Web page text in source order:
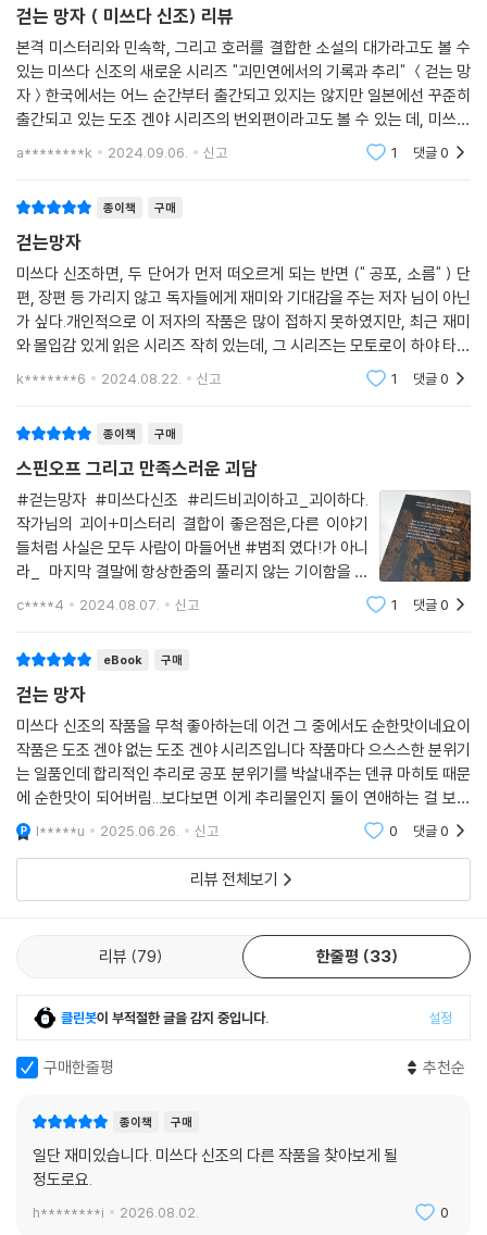
걷는 망자 ( 미쓰다 신조) 리뷰
본격 미스터리와 민속학, 그리고 호러를 결합한 소설의 대가라고도 볼 수
있는 미쓰다 신조의 새로운 시리즈 "괴민연에서의 기록과 추리" ＜걷는 망
자＞한국에서는 어느 순간부터 출간되고 있지는 않지만 일본에선 꾸준히
출간되고 있는 도조 겐야 시리즈의 번외편이라고도 볼 수 있는 데, 미쓰다
신조의 소설 치고는 조금 가벼운 느낌이 들지만 미쓰다 신조가 작품에 녹
a********k 2024.09.06. 신고 1 댓글0
종이책 구매
걷는망자
미쓰다 신조하면, 두 단어가 먼저 떠오르게 되는 반면 (" 공포, 소름" ) 단
편, 장편 등 가리지 않고 독자들에게 재미와 기대감을 주는 저자 님이 아닌
가 싶다.개인적으로 이 저자의 작품은 많이 접하지 못하였지만, 최근 재미
와 몰입감 있게 읽은 시리즈 작히 있는데, 그 시리즈는 모토로이 하야 타이
다.주위에 있는 지인들이 유독 이 시리즈를 애정 하는 이유를 물어보게 되
k*******6 2024.08.22. 신고 1 댓글0
종이책 구매
스핀오프 그리고 만족스러운 괴담
#걷는망자 #미쓰다신조 #리드비괴이하고_괴이하다.
작가님의 괴이+미스터리 결합이 좋은점은,다른 이야기
들처럼 사실은 모두 사람이 마들어낸 #범죄 였다!가 아니
라_ 마지막 결말에 항상한줌의 풀리지 않는 기이함을 남
겨놓는다는 것!!(´∀｀)♡미스터리도 풀고 우리의 #괴
가는
c****4 2024.08.07. 신고 1 댓글0
eBook 구매
걷는 망자
미쓰다 신조의 작품을 무척 좋아하는데 이건 그 중에서도 순한맛이네요이
작품은 도조 겐야 없는 도조 겐야 시리즈입니다 작품마다 으스스한 분위기
는 일품인데 합리적인 추리로 공포 분위기를 박살내주는 덴큐 마히토 때문
에 순한맛이 되어버림...보다보면 이게 추리물인지 둘이 연애하는 걸 보고
있는 건지 모를 정도로 ㅋㅋ 두 사람 사이가 점점 친해지는 걸 보는 맛도 있
는데요 마지
l*****u 2025.06.26. 신고 0 댓글0
리뷰 전체보기
리뷰 79 한줄평 33
클린봇이 부적절한 글을 감지 중입니다. 설정
구매한줄평 추천순
종이책 구매
일단 재미있습니다. 미쓰다 신조의 다른 작품을 찾아보게 될
정도로요.
h********i 2026.08.02. 0